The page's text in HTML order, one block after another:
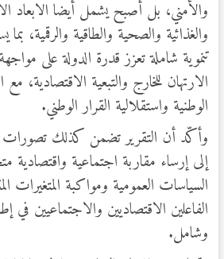
والأمني، بل أصبح يشمل أيضا الابعاد
والغذائية والصحية والطاقية والرقمية،
تنموية شاملة تعزز قدرة الدولة على
الارتهان للخارج والتبعية الاقتصادية، مع
الوطنية واستقلالية القرار الوطني.
وأكّد أن التقرير تضمن كذلك تصورات
إلى إرساء مقاربة اجتماعية واقتصادية
السياسات العمومية ومواكبة المتغيرات
الفاعلين الاقتصاديين والاجتماعيين في
وشامل.